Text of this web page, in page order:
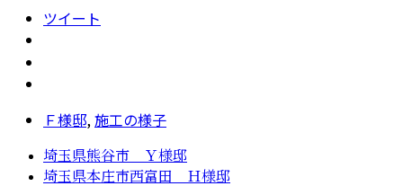
ツイート
Ｆ様邸,施工の様子
埼玉県熊谷市 Ｙ様邸
埼玉県本庄市西富田 Ｈ様邸